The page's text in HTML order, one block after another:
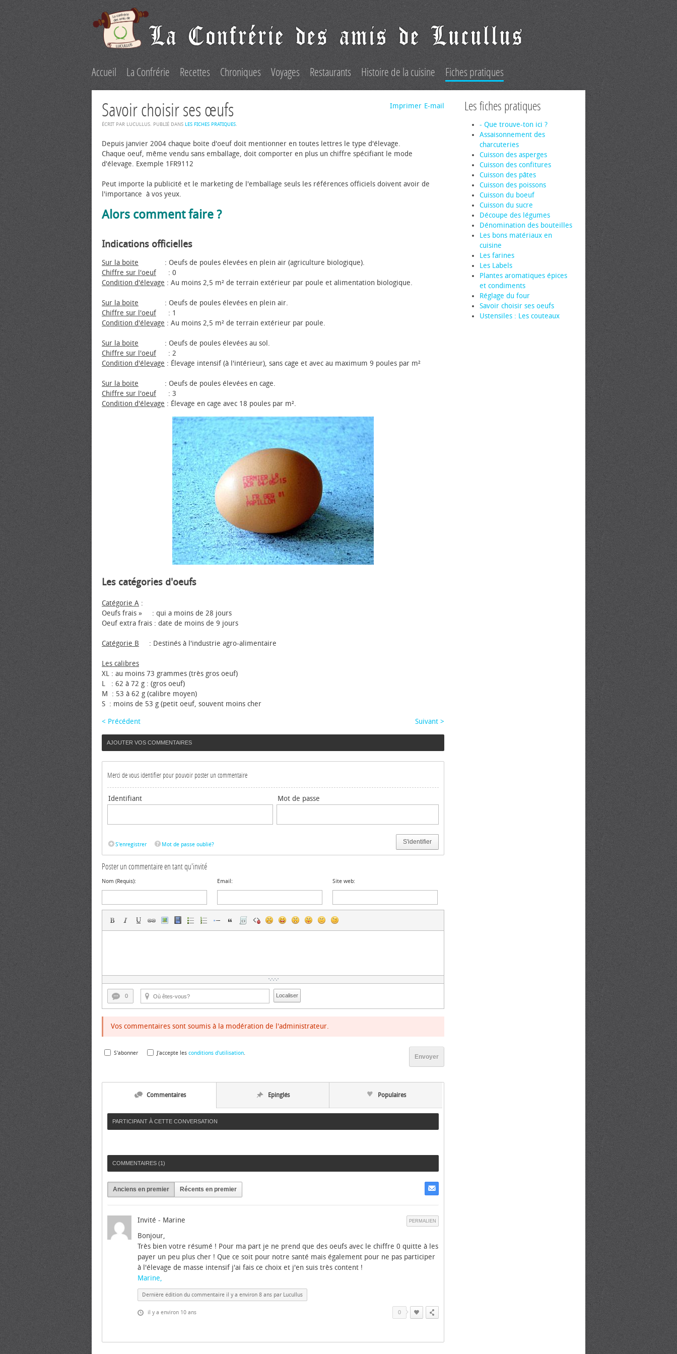
Accueil La Confrérie Recettes Chroniques Voyages Restaurants Histoire de la cuisine Fiches pratiques
E-mail
Imprimer
Savoir choisir ses œufs
ÉCRIT PAR LUCULLUS. PUBLIÉ DANS LES FICHES PRATIQUES.
Depuis janvier 2004 chaque boite d'œuf doit mentionner en toutes lettres le type d'élevage.
Chaque œuf, même vendu sans emballage, doit comporter en plus un chiffre spécifiant le mode
d'élevage. Exemple 1FR9112
Peut importe la publicité et le marketing de l'emballage seuls les références officiels doivent avoir de
l'importance à vos yeux.
Alors comment faire ?
Indications officielles
Sur la boite : Oeufs de poules élevées en plein air (agriculture biologique).
Chiffre sur l'œuf : 0
Condition d'élevage : Au moins 2,5 m² de terrain extérieur par poule et alimentation biologique.
Sur la boite : Oeufs de poules élevées en plein air.
Chiffre sur l'œuf : 1
Condition d'élevage : Au moins 2,5 m² de terrain extérieur par poule.
Sur la boite : Oeufs de poules élevées au sol.
Chiffre sur l'œuf : 2
Condition d'élevage : Élevage intensif (à l'intérieur), sans cage et avec au maximum 9 poules par m²
Sur la boite : Oeufs de poules élevées en cage.
Chiffre sur l'œuf : 3
Condition d'élevage : Élevage en cage avec 18 poules par m².
Les catégories d'œufs
Catégorie A :
Oeufs frais » : qui a moins de 28 jours
Oeuf extra frais : date de moins de 9 jours
Catégorie B : Destinés à l'industrie agro-alimentaire
Les calibres
XL : au moins 73 grammes (très gros œuf)
L : 62 à 72 g : (gros œuf)
M : 53 à 62 g (calibre moyen)
S : moins de 53 g (petit œuf, souvent moins cher
< Précédent Suivant >
AJOUTER VOS COMMENTAIRES
Merci de vous identifier pour pouvoir poster un commentaire
Identifiant Mot de passe
S'identifier
S'enregistrer Mot de passe oublié?
Poster un commentaire en tant qu'invité
Nom (Requis): Email: Site web:
0 Localiser
Vos commentaires sont soumis à la modération de l'administrateur.
Envoyer
S'abonner J'accepte les conditions d'utilisation.
Commentaires Epinglés Populaires
PARTICIPANT À CETTE CONVERSATION
COMMENTAIRES (1)
Anciens en premier Récents en premier
Invité - Marine PERMALIEN
Bonjour,
Très bien votre résumé ! Pour ma part je ne prend que des oeufs avec le chiffre 0 quitte à les
payer un peu plus cher ! Que ce soit pour notre santé mais également pour ne pas participer
à l'élevage de masse intensif j'ai fais ce choix et j'en suis très content !
Marine,
Dernière édition du commentaire il y a environ 8 ans par Lucullus
il y a environ 10 ans 0
Les fiches pratiques
- Que trouve-ton ici ?
Assaisonnement des
charcuteries
Cuisson des asperges
Cuisson des confitures
Cuisson des pâtes
Cuisson des poissons
Cuisson du boeuf
Cuisson du sucre
Découpe des légumes
Dénomination des bouteilles
Les bons matériaux en
cuisine
Les farines
Les Labels
Plantes aromatiques épices
et condiments
Réglage du four
Savoir choisir ses œufs
Ustensiles : Les couteaux